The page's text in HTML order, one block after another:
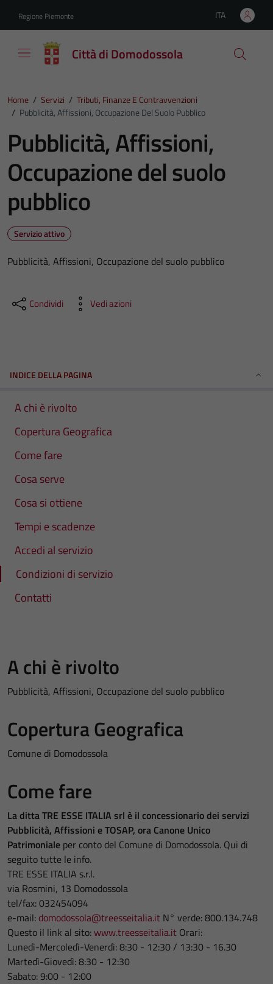
Regione Piemonte Lingua attiva:
ITA
Città di Domodossola
Home / Servizi / Tributi, Finanze E Contravvenzioni
/ Pubblicità, Affissioni, Occupazione Del Suolo Pubblico
Pubblicità, Affissioni,
Occupazione del suolo
pubblico
Servizio attivo
Pubblicità, Affissioni, Occupazione del suolo pubblico
Condividi Vedi azioni
INDICE DELLA PAGINA
A chi è rivolto
Copertura Geografica
Come fare
Cosa serve
Cosa si ottiene
Tempi e scadenze
Accedi al servizio
Condizioni di servizio
Contatti
A chi è rivolto
Pubblicità, Affissioni, Occupazione del suolo pubblico
Copertura Geografica
Comune di Domodossola
Come fare
La ditta TRE ESSE ITALIA srl è il concessionario dei servizi
Pubblicità, Affissioni e TOSAP, ora Canone Unico
Patrimoniale per conto del Comune di Domodossola. Qui di
seguito tutte le info.
TRE ESSE ITALIA s.r.l.
via Rosmini, 13 Domodossola
tel/fax: 032454094
e-mail: domodossola@treesseitalia.it N° verde: 800.134.748
Questo il link al sito:www.treesseitalia.it Orari:
Lunedì-Mercoledì-Venerdì: 8:30 - 12:30 / 13:30 - 16.30
Martedì-Giovedì: 8:30 - 12:30
Sabato: 9:00 - 12:00